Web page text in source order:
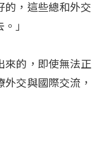
的，這些總和外交
」
來的，即使無法正
交與國際交流，